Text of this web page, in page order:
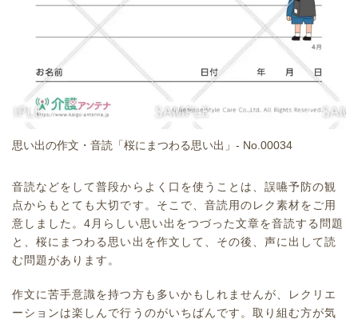
思い出の作文・音読「桜にまつわる思い出」- No.00034
音読などをして普段からよく口を使うことは、誤嚥予防の観
点からもとても大切です。そこで、音読用のレク素材をご用
意しました。4月らしい思い出をつづった文章を音読する問題
と、桜にまつわる思い出を作文して、その後、声に出して読
む問題があります。
作文に苦手意識を持つ方も多いかもしれませんが、レクリエ
ーションは楽しんで行うのがいちばんです。取り組む方が気